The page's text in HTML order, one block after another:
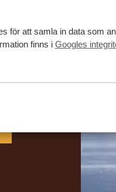
för att samla in data som
finns i Googles